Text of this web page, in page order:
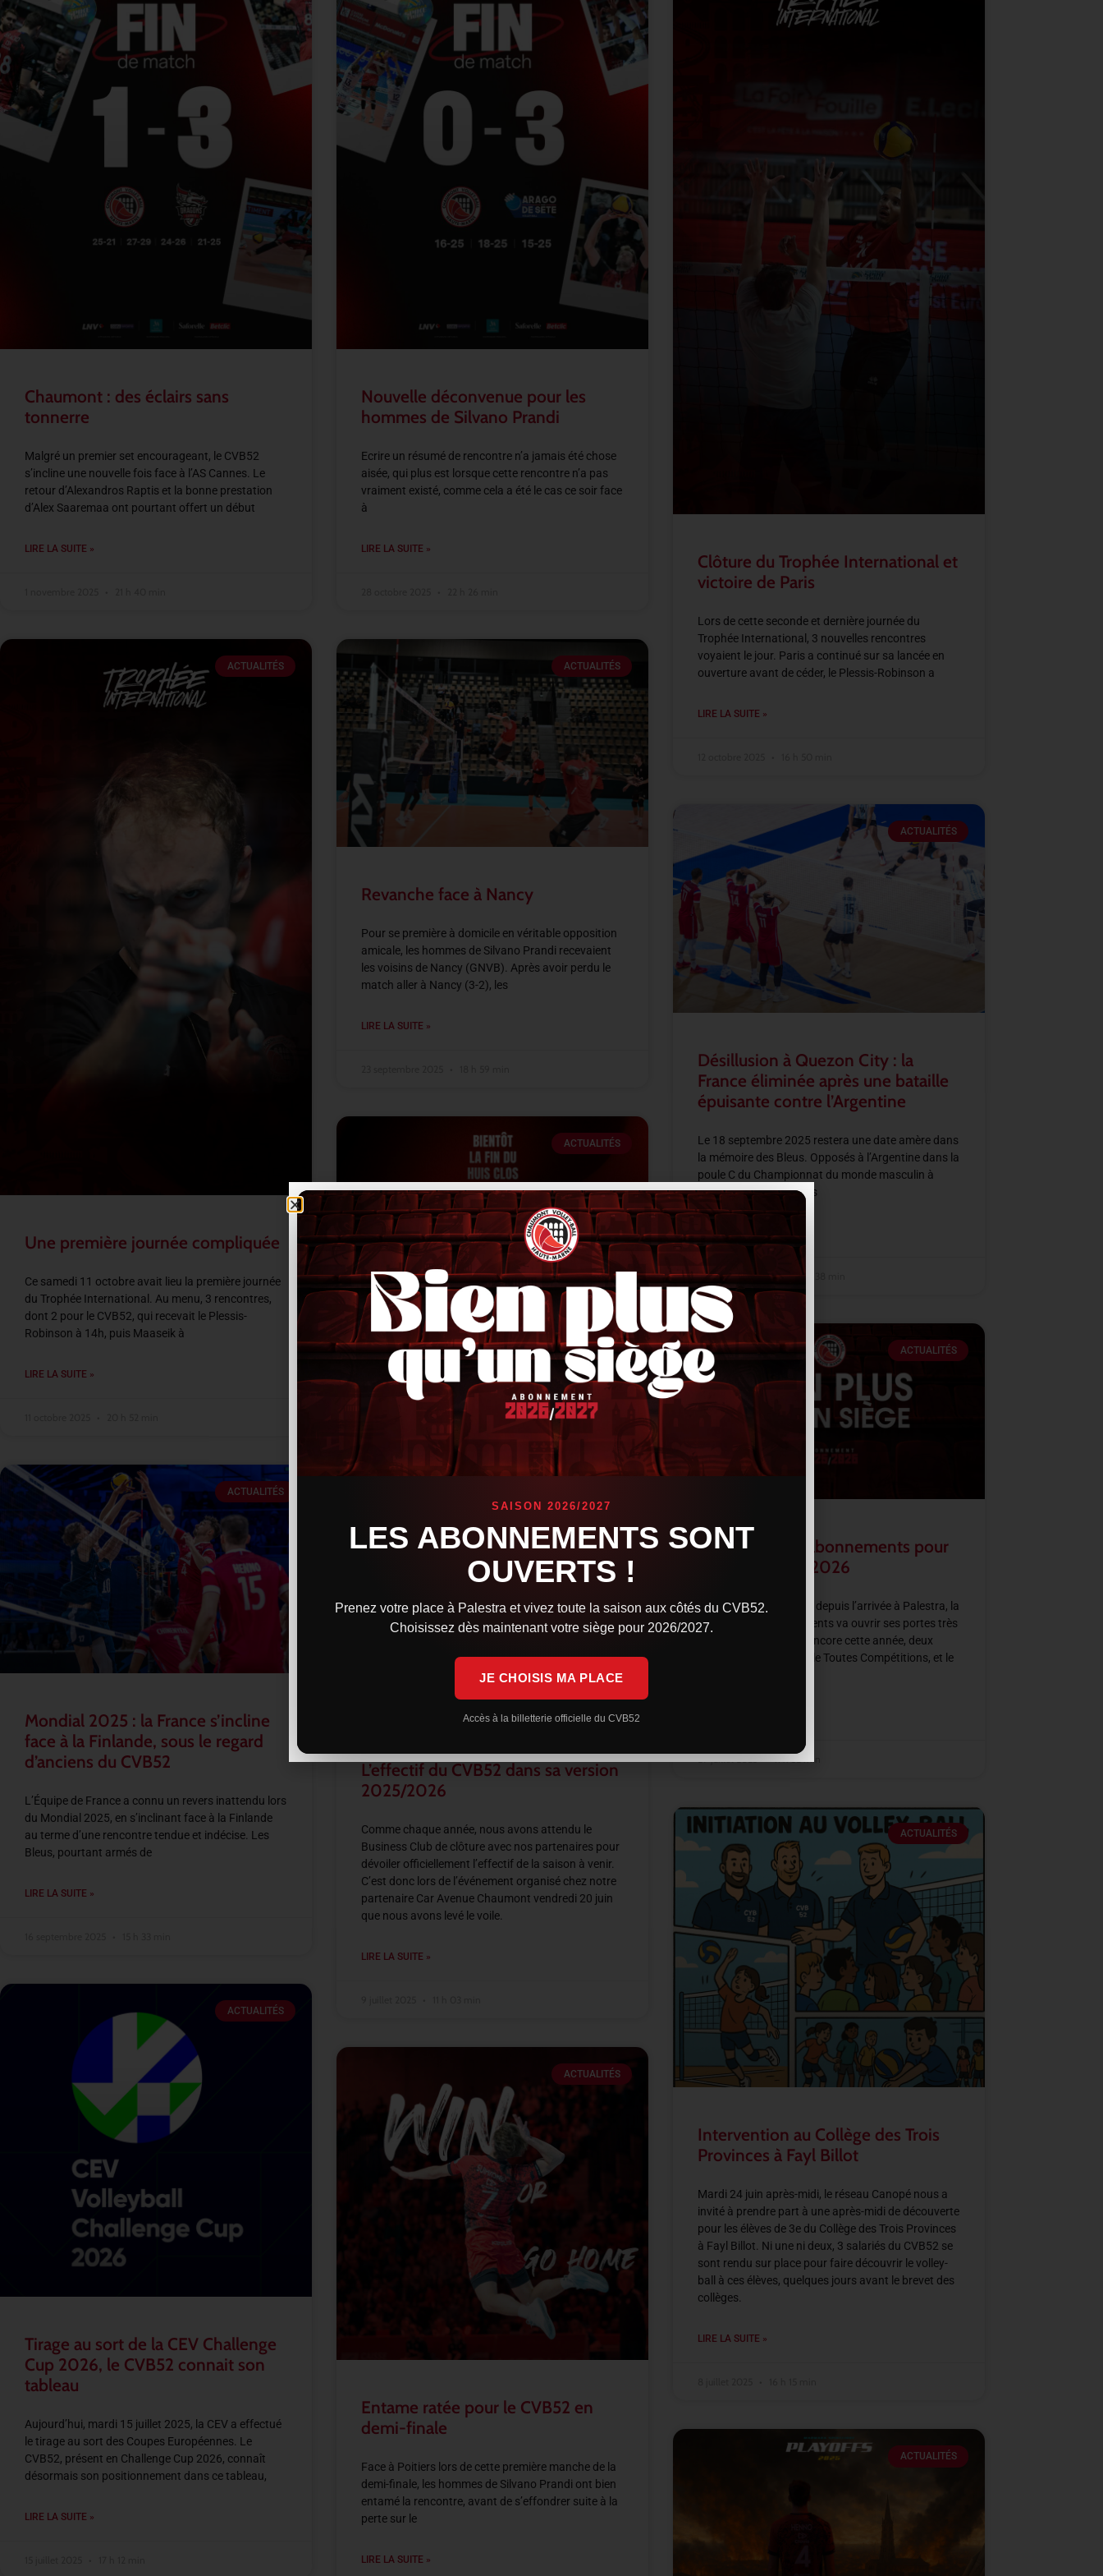
Chaumont : des éclairs sans
tonnerre
Malgré un premier set encourageant, le CVB52
s’incline une nouvelle fois face à l’AS Cannes. Le
retour d’Alexandros Raptis et la bonne prestation
d’Alex Saaremaa ont pourtant offert un début
LIRE LA SUITE »
Nouvelle déconvenue pour les
hommes de Silvano Prandi
Ecrire un résumé de rencontre n’a jamais été chose
aisée, qui plus est lorsque cette rencontre n’a pas
vraiment existé, comme cela a été le cas ce soir face
à
LIRE LA SUITE »
Clôture du Trophée International et
victoire de Paris
Lors de cette seconde et dernière journée du
Trophée International, 3 nouvelles rencontres
voyaient le jour. Paris a continué sur sa lancée en
ouverture avant de céder, le Plessis-Robinson a
LIRE LA SUITE »
ACTUALITÉS
Une première journée compliquée
Ce samedi 11 octobre avait lieu la première journée
du Trophée International. Au menu, 3 rencontres,
dont 2 pour le CVB52, qui recevait le Plessis-
Robinson à 14h, puis Maaseik à
LIRE LA SUITE »
ACTUALITÉS
Revanche face à Nancy
Pour se première à domicile en véritable opposition
amicale, les hommes de Silvano Prandi recevaient
les voisins de Nancy (GNVB). Après avoir perdu le
match aller à Nancy (3-2), les
LIRE LA SUITE »
ACTUALITÉS
Désillusion à Quezon City : la
France éliminée après une bataille
épuisante contre l’Argentine
Le 18 septembre 2025 restera une date amère dans
la mémoire des Bleus. Opposés à l’Argentine dans la
poule C du Championnat du monde masculin à
Quezon City, les joueurs
LIRE LA SUITE »
18 septembre 2025 14 h 38 min
ACTUALITÉS
Mondial 2025 : la France s’incline
face à la Finlande, sous le regard
d’anciens du CVB52
L’Équipe de France a connu un revers inattendu lors
du Mondial 2025, en s’inclinant face à la Finlande
au terme d’une rencontre tendue et indécise. Les
Bleus, pourtant armés de
LIRE LA SUITE »
ACTUALITÉS
Les entraînements bientôt ouverts
au public
Alors que la reprise a lieu mi août pour les premiers
arrivants cette saison, comme à son habitude, le
club n’a pas ouvert les entraînements au public.
Seuls quelques privilégiés
LIRE LA SUITE »
11 septembre 2025
ACTUALITÉS
Ouverture des abonnements pour
la saison 2025/2026
Comme chaque saison depuis l’arrivée à Palestra, la
campagne d’abonnements va ouvrir ses portes très
prochainement. Avec encore cette année, deux
types d’abonnements, le Toutes Compétitions, et le
ACTUALITÉS
Tirage au sort de la CEV Challenge
Cup 2026, le CVB52 connait son
tableau
Aujourd’hui, mardi 15 juillet 2025, la CEV a effectué
le tirage au sort des Coupes Européennes. Le
CVB52, présent en Challenge Cup 2026, connaît
désormais son positionnement dans ce tableau,
LIRE LA SUITE »
L’effectif du CVB52 dans sa version
2025/2026
Comme chaque année, nous avons attendu le
Business Club de clôture avec nos partenaires pour
dévoiler officiellement l’effectif de la saison à venir.
C’est donc lors de l’événement organisé chez notre
partenaire Car Avenue Chaumont vendredi 20 juin
que nous avons levé le voile.
LIRE LA SUITE »
ACTUALITÉS
Intervention au Collège des Trois
Provinces à Fayl Billot
Mardi 24 juin après-midi, le réseau Canopé nous a
invité à prendre part à une après-midi de découverte
pour les élèves de 3e du Collège des Trois Provinces
à Fayl Billot. Ni une ni deux, 3 salariés du CVB52 se
sont rendu sur place pour faire découvrir le volley-
ball à ces élèves, quelques jours avant le brevet des
collèges.
LIRE LA SUITE »
ACTUALITÉS
Entame ratée pour le CVB52 en
demi-finale
Face à Poitiers lors de cette première manche de la
demi-finale, les hommes de Silvano Prandi ont bien
entamé la rencontre, avant de s’effondrer suite à la
perte sur le
LIRE LA SUITE »
ACTUALITÉS
SAISON 2026/2027
LES ABONNEMENTS SONT
OUVERTS !
Prenez votre place à Palestra et vivez toute la saison aux côtés du CVB52.
Choisissez dès maintenant votre siège pour 2026/2027.
JE CHOISIS MA PLACE
Accès à la billetterie officielle du CVB52